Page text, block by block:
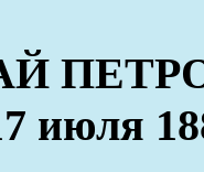
июля